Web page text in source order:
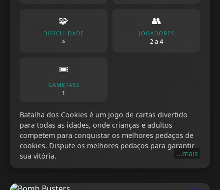
🧩
DIFICULDADE
⭐
👥
JOGADORES
2 a 4
🎟️
GAMEPASS
1
Batalha dos Cookies é um jogo de cartas divertido
para todas as idades, onde crianças e adultos
competem para conquistar os melhores pedaços de
cookies. Dispute os melhores pedaços para garantir
sua vitória.
...mais